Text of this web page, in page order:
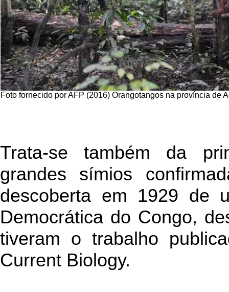
Foto fornecido por AFP (2016) Orangotangos na província de
Trata-se também da
grandes símios
descoberta em 1929 de
Democrática do Congo,
tiveram o trabalho
Current Biology.